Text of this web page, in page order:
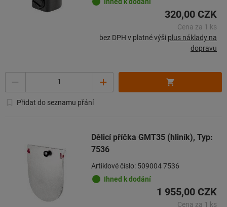
320,00 CZK
Cena za 1 ks
bez DPH v platné výši plus náklady na
dopravu
Přidat do seznamu přání
Dělicí příčka GMT35 (hliník), Typ:
7536
Artiklové číslo: 509004 7536
Ihned k dodání
1 955,00 CZK
Cena za 1 ks